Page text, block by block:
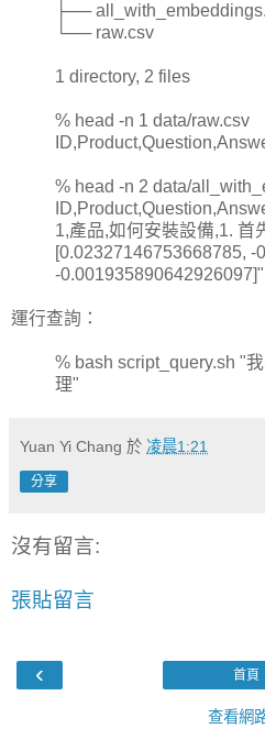
├──
└── raw.csv
1 directory, 2 files
% head -n 1 data/raw.csv
% head -n 2 data/
1,產品,如何安裝設備,1. 首
[0.02327146753668785, -
-0.001935890642926097]"
運行查詢：
% bash script_query.sh "
理"
Yuan Yi Chang 於 凌晨1:21
分享
沒有留言:
張貼留言
‹ 首頁
查看網